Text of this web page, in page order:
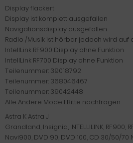
Display flackert
Display ist komplett ausgefallen
Navigationsdisplay ausgefallen
Radio /Musik ist hörbar jedoch wird auf
IntellLink RF900 Display ohne Funktion
IntellLink RF700 Display ohne Funktion
Teilenummer: 39018792
Teilenummer: 368046467
Teilenummer: 39042448
Alle Andere Modell Bitte nachfragen
Astra K Astra J
Grandland, Insignia, INTELLILINK, RF900,
Navi900, DVD 90, DVD 100, CD 30/50/70